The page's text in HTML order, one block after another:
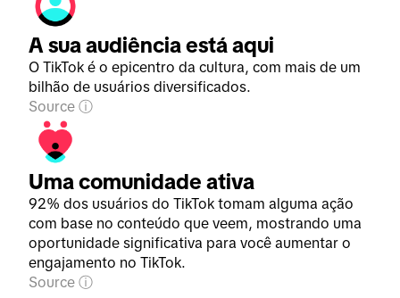
A sua audiência está aqui
O TikTok é o epicentro da cultura, com mais de um
bilhão de usuários diversificados.
Source
Uma comunidade ativa
92% dos usuários do TikTok tomam alguma ação
com base no conteúdo que veem, mostrando uma
oportunidade significativa para você aumentar o
engajamento no TikTok.
Source